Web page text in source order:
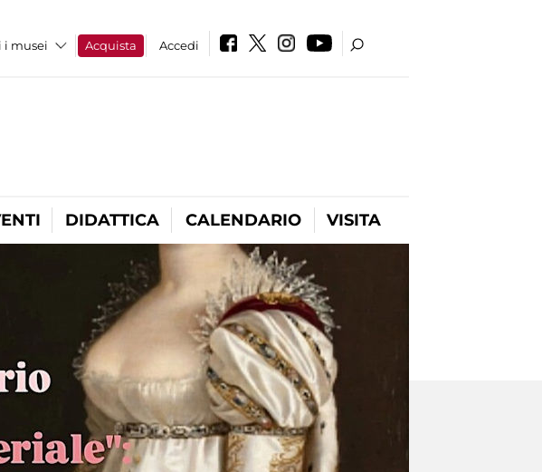
i musei Acquista Accedi
DIDATTICA CALENDARIO VISITA